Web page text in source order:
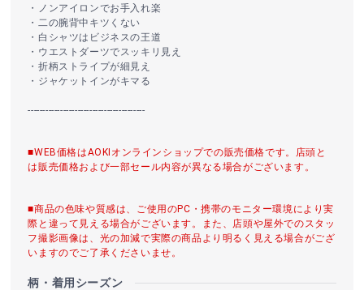
・ノンアイロンでお手入れ楽
・二の腕背中キツくない
・白シャツはビジネスの王道
・ウエストダーツでスッキリ見え
・折柄ストライプが細見え
・ジャケットインがキマる
----------------------------------------
■WEB価格はAOKIオンラインショップでの販売価格です。店頭と
は販売価格および一部セール内容が異なる場合がございます。
■商品の色味や質感は、ご使用のPC・携帯のモニター環境により実
際と違って見える場合がございます。また、店頭や屋外でのスタッ
フ撮影画像は、光の加減で実際の商品より明るく見える場合がござ
いますのでご了承くださいませ。
柄・着用シーズン